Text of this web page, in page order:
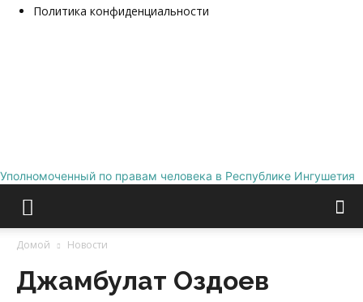
Политика конфиденциальности
Уполномоченный по правам человека в Республике Ингушетия
Домой Новости
Джамбулат Оздоев